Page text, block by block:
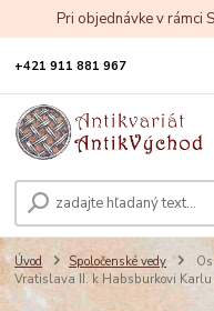
Pri objednávke v rámci
+421 911 881 967
Úvod Spoločenské vedy
Vratislava II. k Habsburkovi Karlu